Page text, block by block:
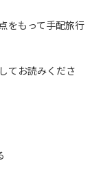
。
させていただき
をもって手配旅行
てお読みくださ